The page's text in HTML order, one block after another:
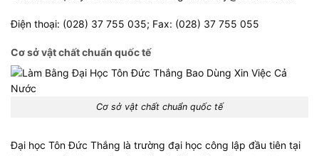
Điện thoại: (028) 37 755 035; Fax: (028) 37 755 055
Cơ sở vật chất chuẩn quốc tế
Cơ sở vật chất chuẩn quốc tế
Đại học Tôn Đức Thắng là trường đại học công lập đầu tiên tại